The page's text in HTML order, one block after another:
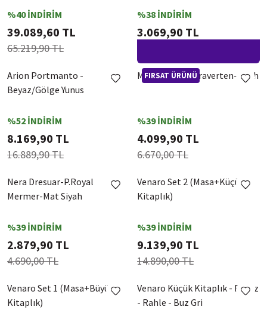
%40 İNDİRİM
39.089,60 TL
65.219,90 TL
%38 İNDİRİM
3.069,90 TL
Arion Portmanto -
Beyaz/Gölge Yunus
%52 İNDİRİM
8.169,90 TL
16.889,90 TL
FIRSAT ÜRÜNÜ
Myra Dresuar-Traverten-Siyah
%39 İNDİRİM
4.099,90 TL
6.670,00 TL
Nera Dresuar-P.Royal
Mermer-Mat Siyah
%39 İNDİRİM
2.879,90 TL
4.690,00 TL
Venaro Set 2 (Masa+Küçük
Kitaplık)
%39 İNDİRİM
9.139,90 TL
14.890,00 TL
Venaro Set 1 (Masa+Büyük
Kitaplık)
Venaro Küçük Kitaplık - Beyaz
- Rahle - Buz Gri